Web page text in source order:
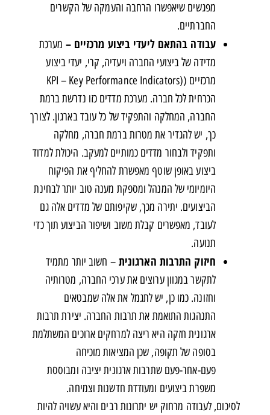
מפגשים שיאפשרו הרחבה והעמקה של הקשרים
החברתיים.
עבודה בהתאם ליעדי ביצוע מרכזיים – מערכת
מדידה של ביצועי החברה ויעדיה, קרי, יעדי ביצוע
מרכזיים ((KPI – Key Performance Indicators
הכרחית לכל חברה. מערכת מדדים כזו נדרשת ברמת
החברה, המחלקה והתפקיד של כל עובד בארגון. לצורך
כך, יש להגדיר את מטרות ברמת חברה, מחלקה
ותפקיד ולבחור מדדים כמותיים למעקב. היכולת למדוד
ביצוע באופן שוטף מאפשרת להחליף את הפיקוח
היומיומי של המנהל ומספקת מענה טוב יותר לבחינת
הביצועים. יתירה מכך, שקיפותם של מדדים אלה גם
לעובד, מאפשרים קבלת משוב ושיפור הביצוע תוך כדי
תנועה.
חיזוק התרבות הארגונית– חשוב יותר מתמיד
לתקשר במגוון ערוצים את ערכי החברה, מטרותיה
וחזונה. כמו כן, יש לתגמל את אלה שמבטאים
התנהגות התואמת את תרבות החברה. יצירת תרבות
ארגונית חזקה היא ריצה למרחקים ארוכים המשתלמת
בסופה של תקופה, שכן המציאות מוכיחה
פעם-אחר-פעם שתרבות ארגונית יציבה ומבוססת
משפרת ביצועים ומעודדת חדשנות וצמיחה.
לסיכום, לעבודה מרחוק יש יתרונות רבים והיא עשויה להיות